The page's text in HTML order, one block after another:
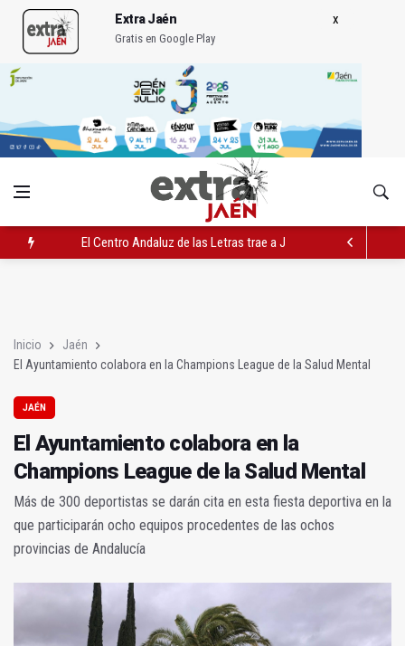
Extra Jaén
Gratis en Google Play
El Centro Andaluz de las Letras trae a Jaén al filósofo Omar
Inicio
Jaén
El Ayuntamiento colabora en la Champions League de la Salud Mental
JAÉN
El Ayuntamiento colabora en la
Champions League de la Salud Mental
Más de 300 deportistas se darán cita en esta fiesta deportiva en la
que participarán ocho equipos procedentes de las ochos
provincias de Andalucía